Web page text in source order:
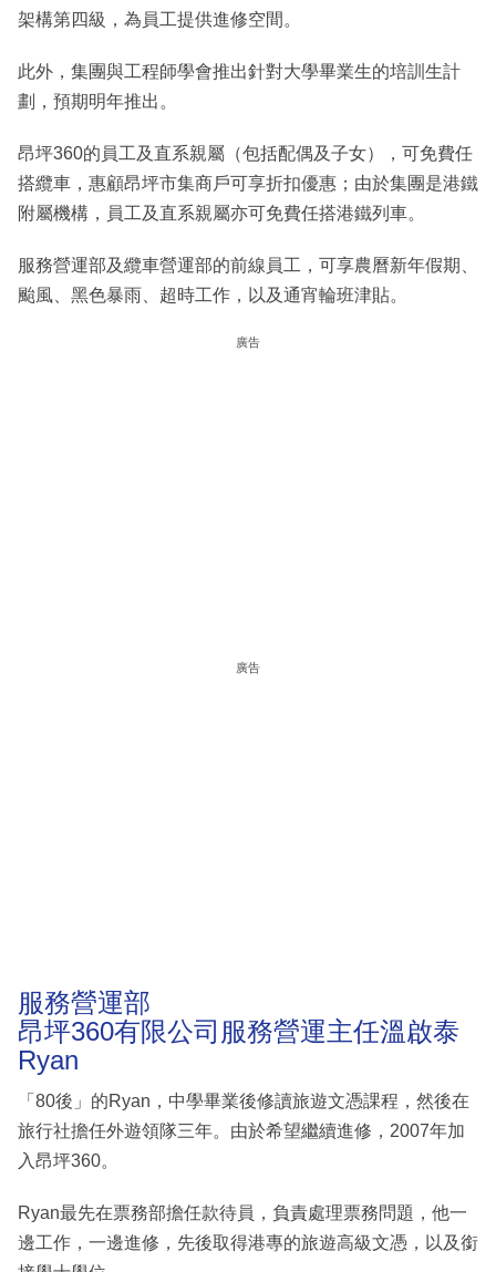
架構第四級，為員工提供進修空間。
此外，集團與工程師學會推出針對大學畢業生的培訓生計
劃，預期明年推出。
昂坪360的員工及直系親屬（包括配偶及子女），可免費任
搭纜車，惠顧昂坪市集商戶可享折扣優惠；由於集團是港鐵
附屬機構，員工及直系親屬亦可免費任搭港鐵列車。
服務營運部及纜車營運部的前線員工，可享農曆新年假期、
颱風、黑色暴雨、超時工作，以及通宵輪班津貼。
廣告
廣告
服務營運部
昂坪360有限公司服務營運主任溫啟泰
Ryan
「80後」的Ryan，中學畢業後修讀旅遊文憑課程，然後在
旅行社擔任外遊領隊三年。由於希望繼續進修，2007年加
入昂坪360。
Ryan最先在票務部擔任款待員，負責處理票務問題，他一
邊工作，一邊進修，先後取得港專的旅遊高級文憑，以及銜